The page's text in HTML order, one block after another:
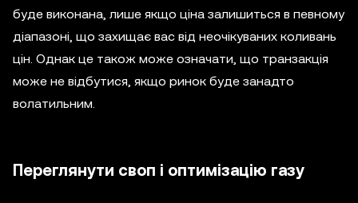
буде виконана, лише якщо ціна залишиться в певному
діапазоні, що захищає вас від неочікуваних коливань
цін. Однак це також може означати, що транзакція
може не відбутися, якщо ринок буде занадто
волатильним.
Переглянути своп і оптимізацію газу